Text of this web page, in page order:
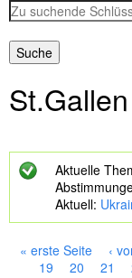
Z
u
s
u
h
e
St.gallen
Aktuelle
Aktuell:
« erste Seite ‹
19
20 21